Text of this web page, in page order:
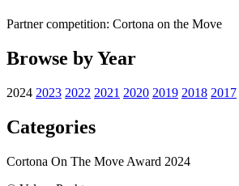
Partner competition: Cortona on the Move
Browse by Year
2024 2023 2022 2021 2020 2019 2018 2017
Categories
Cortona On The Move Award 2024